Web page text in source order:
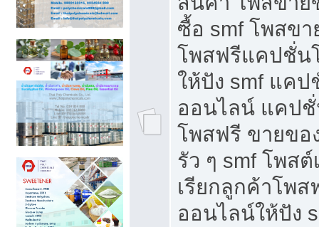
ซื้อ smf โพสข
โพสฟรีแคปชั่น
ให้ปัง smf แค
ออนไลน์ แคป
โพสฟรี ขายขอ
รัว ๆ smf โพส
เรียกลูกค้าโพส
ออนไลน์ให้ปัง